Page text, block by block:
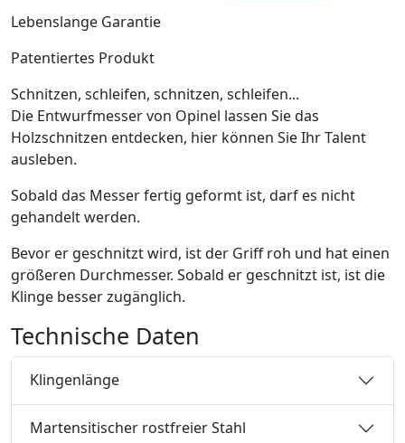
Lebenslange Garantie
Patentiertes Produkt
Schnitzen, schleifen, schnitzen, schleifen...
Die Entwurfmesser von Opinel lassen Sie das
Holzschnitzen entdecken, hier können Sie Ihr Talent
ausleben.
Sobald das Messer fertig geformt ist, darf es nicht
gehandelt werden.
Bevor er geschnitzt wird, ist der Griff roh und hat einen
größeren Durchmesser. Sobald er geschnitzt ist, ist die
Klinge besser zugänglich.
Technische Daten
Klingenlänge
Martensitischer rostfreier Stahl